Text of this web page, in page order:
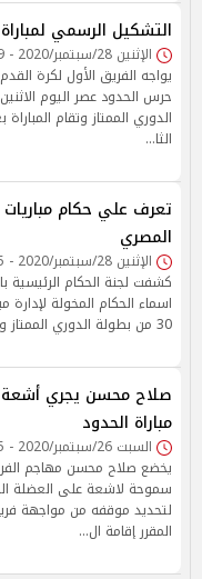
التشكيل الرسمي
الإثنين 28/سبتمبر/2020 - 02:49 م
يواجه الفريق الأول لكرة
حرس الحدود عصر اليوم
الدوري الممتاز وتقام
الثا…
تعرف علي حكام
المصري
الإثنين 28/سبتمبر/2020 - 09:45 ص
كشفت لجنة الحكام الرئيسية
اسماء الحكام المخولة لإدارة
30 من بطولة الدوري الممتاز وجاءت أسماء الحكا…
صلاح محسن يجري
مباراة الحدود
السبت 26/سبتمبر/2020 - 04:25 م
يخضع صلاح محسن مهاجم
سموحة لاشعة على العضلة
لتحديد موقفه من مواجهة
المقرر إقامة ال…